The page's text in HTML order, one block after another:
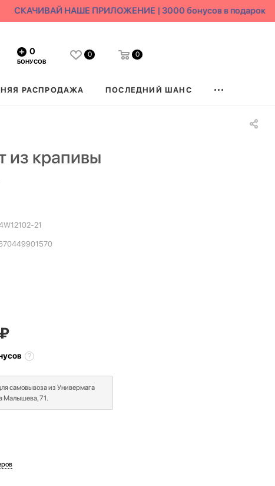
СКАЧИВАЙ НАШЕ ПРИЛОЖЕНИЕ | 3000 бонусов в подарок
0
БОНУСОВ
0 0
РАСПРОДАЖА ПОСЛЕДНИЙ ШАНС
из крапивы
21
₽
самовывоза из Универмага
Малышева, 71.